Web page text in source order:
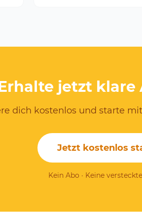
jetzt
dich kostenlos und starte mit
Jetzt kostenlos
Kein Abo · Keine